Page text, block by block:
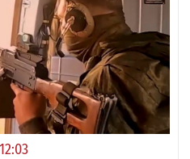
12:03